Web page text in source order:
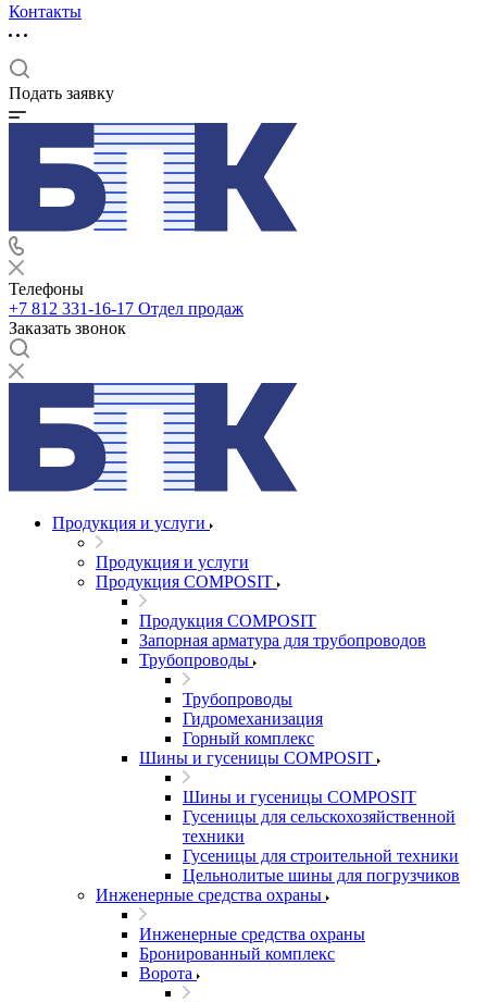
Контакты
Подать заявку
Телефоны
+7 812 331-16-17 Отдел продаж
Заказать звонок
Продукция и услуги
Продукция и услуги
Продукция COMPOSIT
Продукция COMPOSIT
Запорная арматура для трубопроводов
Трубопроводы
Трубопроводы
Гидромеханизация
Горный комплекс
Шины и гусеницы COMPOSIT
Шины и гусеницы COMPOSIT
Гусеницы для сельскохозяйственной
техники
Гусеницы для строительной техники
Цельнолитые шины для погрузчиков
Инженерные средства охраны
Инженерные средства охраны
Бронированный комплекс
Ворота